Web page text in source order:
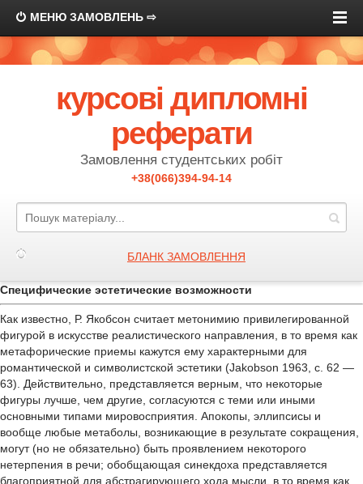
МЕНЮ ЗАМОВЛЕНЬ ⇨
курсові дипломні
реферати
Замовлення студентських робіт
+38(066)394-94-14
БЛАНК ЗАМОВЛЕННЯ
Специфические эстетические возможности
Как известно, Р. Якобсон считает метонимию привилегированной
фигурой в искусстве реалистического направления, в то время как
метафорические приемы кажутся ему характерными для
романтической и символистской эстетики (Jakobson 1963, с. 62 —
63). Действительно, представляется верным, что некоторые
фигуры лучше, чем другие, согласуются с теми или иными
основными типами мировосприятия. Апокопы, эллипсисы и
вообще любые метаболы, возникающие в результате сокращения,
могут (но не обязательно) быть проявлением некоторого
нетерпения в речи; обобщающая синекдоха представляется
благоприятной для абстрагирующего хода мысли, в то время как